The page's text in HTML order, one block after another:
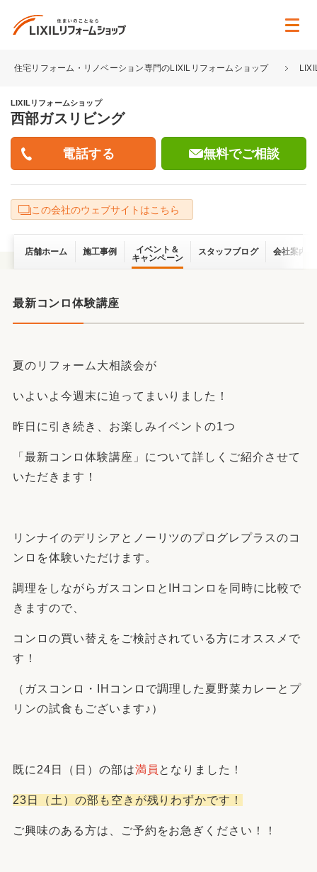
住宅リフォーム・リノベーション専門のLIXILリフォームショップ
LIXILリフォームショップ
西部ガスリビング
無料でご相談
この会社のウェブサイトはこちら
店舗ホーム 施工事例
イベント＆
キャンペーン
スタッフブログ 会社案内
最新コンロ体験講座
夏のリフォーム大相談会が
いよいよ今週末に迫ってまいりました！
昨日に引き続き、お楽しみイベントの1つ
「最新コンロ体験講座」について詳しくご紹介させて
いただきます！
リンナイのデリシアとノーリツのプログレプラスのコ
ンロを体験いただけます。
調理をしながらガスコンロとIHコンロを同時に比較で
きますので、
コンロの買い替えをご検討されている方にオススメで
す！
（ガスコンロ・IHコンロで調理した夏野菜カレーとプ
リンの試食もございます♪）
既に24日（日）の部は満員 となりました！
23日（土）の部も空きが残りわずかです！
ご興味のある方は、ご予約をお急ぎください！！